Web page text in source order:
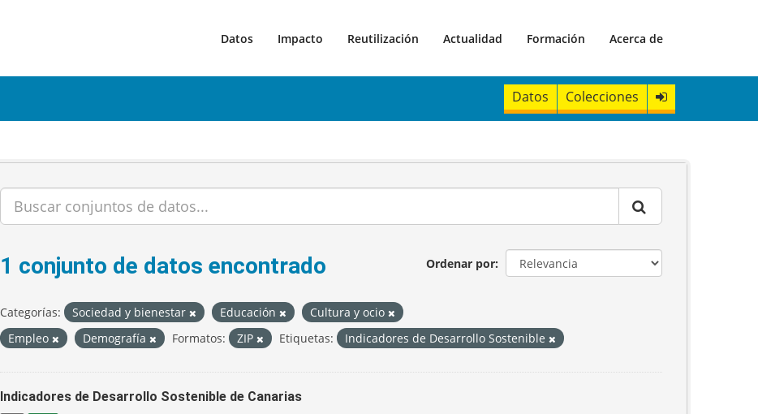
Datos Impacto Reutilización Actualidad Formación Acerca de
Datos Colecciones
Ordenar por
1 conjunto de datos encontrado
Categorías: Sociedad y bienestar Educación
Cultura y ocio
Empleo
Demografía Formatos: ZIP Etiquetas: Indicadores de Desarrollo Sostenible
Indicadores de Desarrollo Sostenible de Canarias